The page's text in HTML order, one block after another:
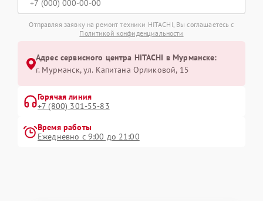
Отправляя заявку на ремонт техники HITACHI, Вы соглашаетесь с
Политикой конфиденциальности
Адрес сервисного центра HITACHI в Мурманске:
г. Мурманск, ул. Капитана Орликовой, 15
Горячая линия
+7 (800) 301-55-83
Время работы
Ежедневно с 9:00 до 21:00